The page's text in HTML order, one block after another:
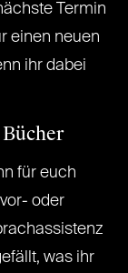
Termin
einen neuen
ihr dabei
für euch
oder
was ihr